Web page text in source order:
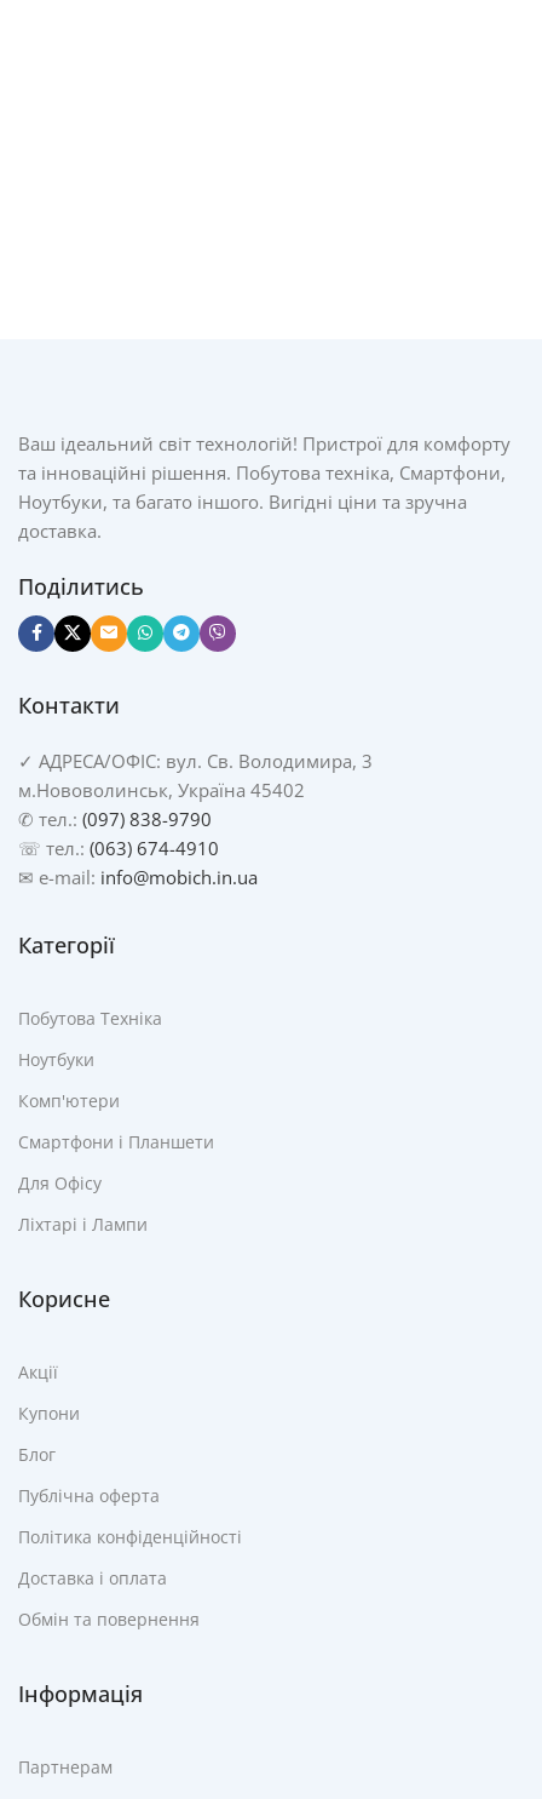
Ваш ідеальний світ технологій! Пристрої для комфорту
та інноваційні рішення. Побутова техніка, Смартфони,
Ноутбуки, та багато іншого. Вигідні ціни та зручна
доставка.
Поділитись
Контакти
✓ АДРЕСА/ОФІС: вул. Св. Володимира, 3
м.Нововолинськ, Україна 45402
✆ тел.: (097) 838-9790
☏ тел.: (063) 674-4910
✉ e-mail: info@mobich.in.ua
Категорії
Побутова Техніка
Ноутбуки
Комп'ютери
Смартфони і Планшети
Для Офісу
Ліхтарі і Лампи
Корисне
Акції
Купони
Блог
Публічна оферта
Політика конфіденційності
Доставка і оплата
Обмін та повернення
Інформація
Партнерам